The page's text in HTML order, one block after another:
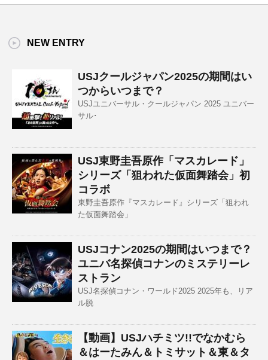
NEW ENTRY
USJクールジャパン2025の期間はい
つからいつまで？
USJユニバーサル・クールジャパン 2025 ユニバー
サル･
USJ東野圭吾原作「マスカレード」
シリーズ「狙われた仮面舞踏会」初
コラボ
東野圭吾原作『マスカレード』シリーズ「狙われ
た仮面舞踏会」
USJコナン2025の期間はいつまで？
ユニバ名探偵コナンのミステリーレ
ストラン
USJ名探偵コナン・ワールド2025 2025年も、リア
ル脱
【動画】USJハチミツ!!でなかむら
＆はーたみん＆トミサット＆東＆タ